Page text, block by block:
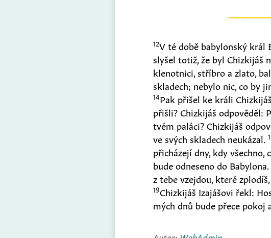
12V té době babylonský král
slyšel totiž, že byl Chizkijáš
klenotnici, stříbro a zlato,
skladech; nebylo nic, co by
14Pak přišel ke králi
přišli? Chizkijáš odpověděl:
tvém paláci? Chizkijáš
ve svých skladech neukázal.
přicházejí dny, kdy všechno,
bude odneseno do
z tebe vzejdou, které
19Chizkijáš Izajášovi řekl:
mých dnů bude přece pokoj